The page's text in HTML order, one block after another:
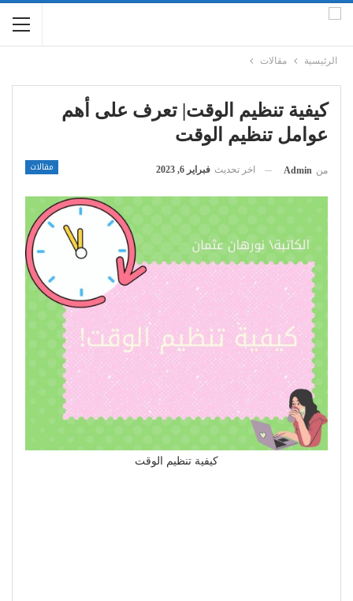
الرئيسية مقالات
كيفية تنظيم الوقت| تعرف على أهم
عوامل تنظيم الوقت
مقالات من Admin اخر تحديث فبراير 6, 2023
كيفية تنظيم الوقت